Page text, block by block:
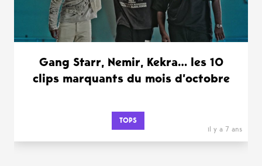
Gang Starr, Nemir, Kekra… les 10
clips marquants du mois d’octobre
TOPS
il y a 7 ans